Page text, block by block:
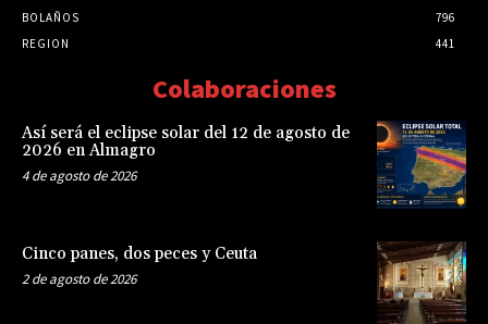
BOLAÑOS
796
REGION
441
Colaboraciones
Así será el eclipse solar del 12 de agosto de
2026 en Almagro
4 de agosto de 2026
Cinco panes, dos peces y Ceuta
2 de agosto de 2026